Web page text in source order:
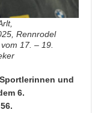
Rennrodel
17. – 19.
und
6.